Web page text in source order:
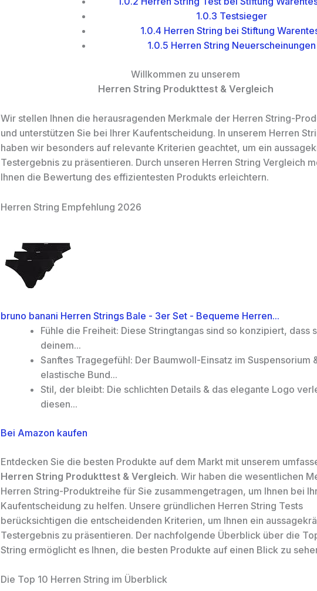
1.0.3 Testsieger
1.0.4 Herren String bei Stiftung
1.0.5 Herren String Neuerscheinungen
Willkommen zu unserem
Herren String Produkttest & Vergleich
Wir stellen Ihnen die herausragenden Merkmale der Herren String-
und unterstützen Sie bei Ihrer Kaufentscheidung. In unserem Herren
haben wir besonders auf relevante Kriterien geachtet, um ein
Testergebnis zu präsentieren. Durch unseren Herren String Vergleich
Ihnen die Bewertung des effizientesten Produkts erleichtern.
Herren String Empfehlung 2026
bruno banani Herren Strings Bale - 3er Set - Bequeme Herren...
Fühle die Freiheit: Diese Stringtangas sind so konzipiert, dass
deinem...
Sanftes Tragegefühl: Der Baumwoll-Einsatz im Suspensorium
elastische Bund...
Stil, der bleibt: Die schlichten Details & das elegante Logo
diesen...
Bei Amazon kaufen
Entdecken Sie die besten Produkte auf dem Markt mit unserem
Herren String Produkttest & Vergleich. Wir haben die wesentlichen
Herren String-Produktreihe für Sie zusammengetragen, um Ihnen bei
Kaufentscheidung zu helfen. Unsere gründlichen Herren String Tests
berücksichtigen die entscheidenden Kriterien, um Ihnen ein
Testergebnis zu präsentieren. Der nachfolgende Überblick über die
String ermöglicht es Ihnen, die besten Produkte auf einen Blick zu
Die Top 10 Herren String im Überblick